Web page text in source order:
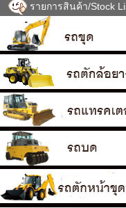
รายการสินค้า/Stock